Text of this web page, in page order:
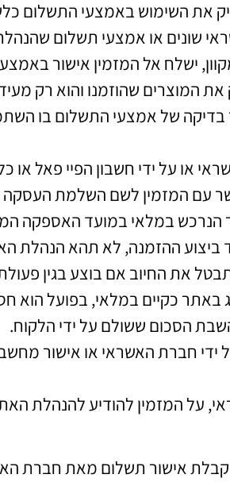
השימוש באמצעי התשלום
שונים או אמצעי תשלום
ישלח אל המזמין אישור
המוצרים שהוזמנו והוא רק
של אמצעי התשלום בו
או על ידי חשבון הפיי פאל או
עם המזמין לשם השלמת העסקה
במלאי במועד האספקה
ביצוע ההזמנה, לא תהא הנהלת
את החיוב אם בוצע בגין
באתר כקיים במלאי, בפועל הוא
הסכום ששולם על ידי הלקוח.
חברת האשראי או אישור
על המזמין להודיע להנהלת
אישור תשלום מאת חברת